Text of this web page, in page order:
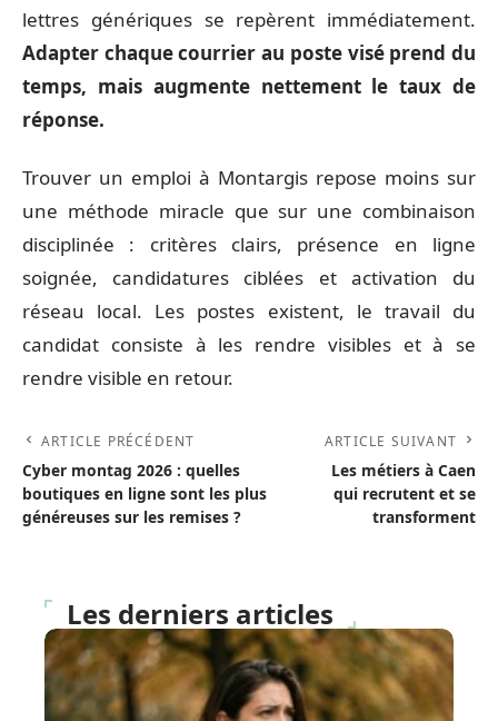
lettres génériques se repèrent immédiatement.
Adapter chaque courrier au poste visé prend du
temps, mais augmente nettement le taux de
réponse.
Trouver un emploi à Montargis repose moins sur
une méthode miracle que sur une combinaison
disciplinée : critères clairs, présence en ligne
soignée, candidatures ciblées et activation du
réseau local. Les postes existent, le travail du
candidat consiste à les rendre visibles et à se
rendre visible en retour.
ARTICLE PRÉCÉDENT
Cyber montag 2026 : quelles
boutiques en ligne sont les plus
généreuses sur les remises ?
ARTICLE SUIVANT
Les métiers à Caen
qui recrutent et se
transforment
Les derniers articles